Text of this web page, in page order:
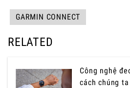
GARMIN CONNECT
RELATED
Công nghệ
cách chúng